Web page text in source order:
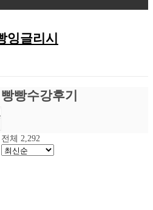
빵빵수강후기
전체 2,292